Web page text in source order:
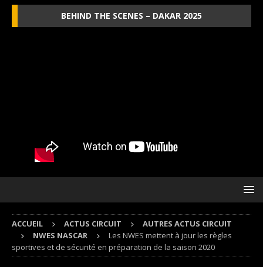
BEHIND THE SCENES – DAKAR 2025
ACCUEIL ACTUS CIRCUIT
AUTRES ACTUS CIRCUIT
NWES NASCAR
Les NWES mettent à jour les règles
sportives et de sécurité en préparation de la saison 2020